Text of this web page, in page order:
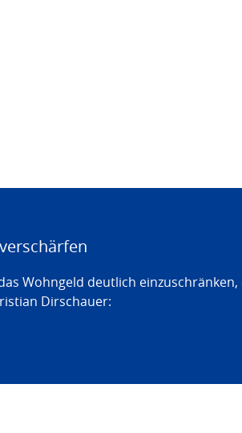
Wohngeld deutlich
Dirschauer: